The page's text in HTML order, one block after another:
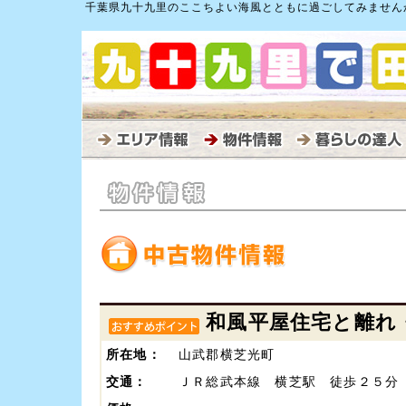
千葉県九十九里のここちよい海風とともに過ごしてみませ
和風平屋住宅と離れ
所在地：
山武郡横芝光町
交通：
ＪＲ総武本線 横芝駅 徒歩２５分